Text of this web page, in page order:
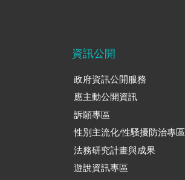
資訊公開
政府資訊公開服務
應主動公開資訊
訴願專區
性別主流化/性騷擾防治專區
法務研究計畫與成果
遊說資訊專區